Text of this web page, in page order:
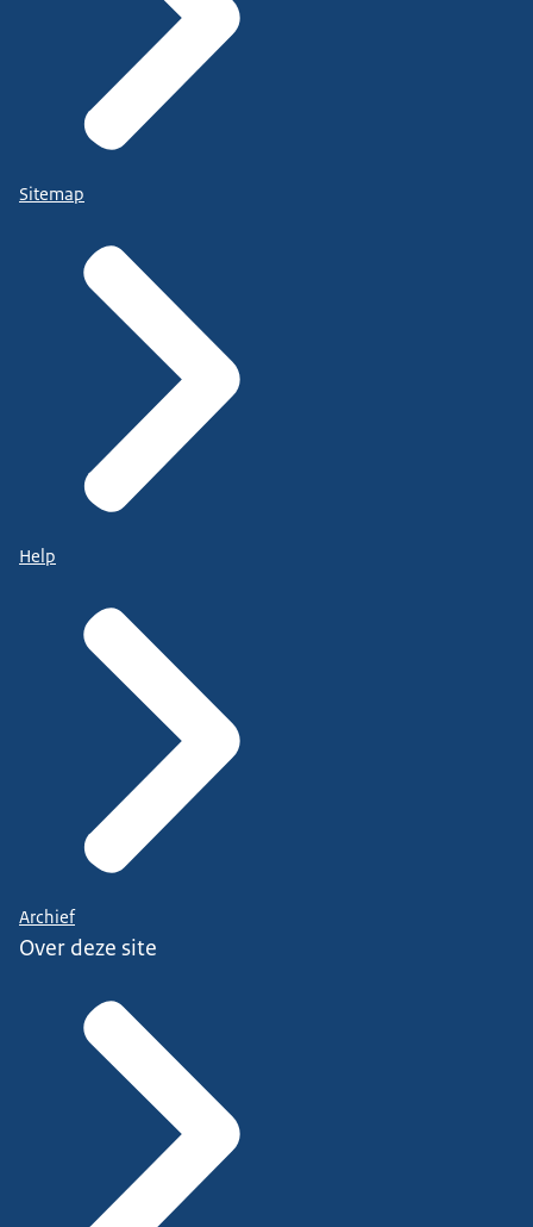
Sitemap
Help
Archief
Over deze site